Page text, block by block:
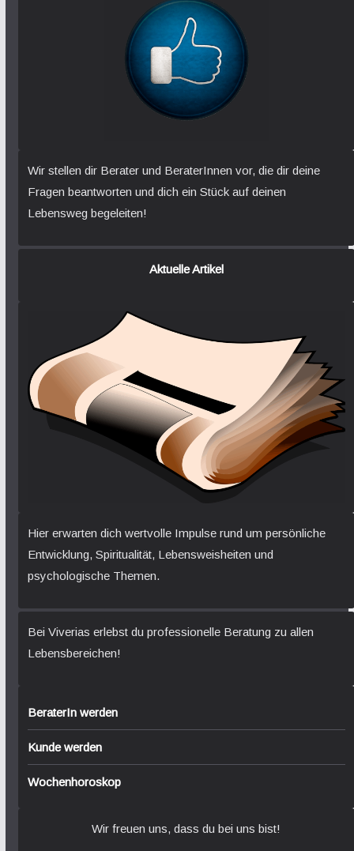
Wir stellen dir Berater und BeraterInnen vor, die dir deine
Fragen beantworten und dich ein Stück auf deinen
Lebensweg begeleiten!
Aktuelle Artikel
Hier erwarten dich wertvolle Impulse rund um persönliche
Entwicklung, Spiritualität, Lebensweisheiten und
psychologische Themen.
Bei Viverias erlebst du professionelle Beratung zu allen
Lebensbereichen!
BeraterIn werden
Kunde werden
Wochenhoroskop
Wir freuen uns, dass du bei uns bist!